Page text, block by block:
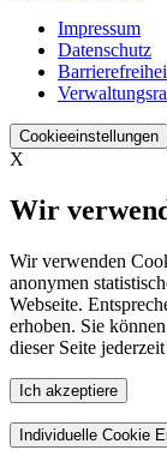
Impressum
Datenschutz
Cookieeinstellungen
X
Wir
Wir verwenden
anonymen
Webseite.
erhoben. Sie
dieser Seite
Ich akzeptiere
Individuelle Cookie